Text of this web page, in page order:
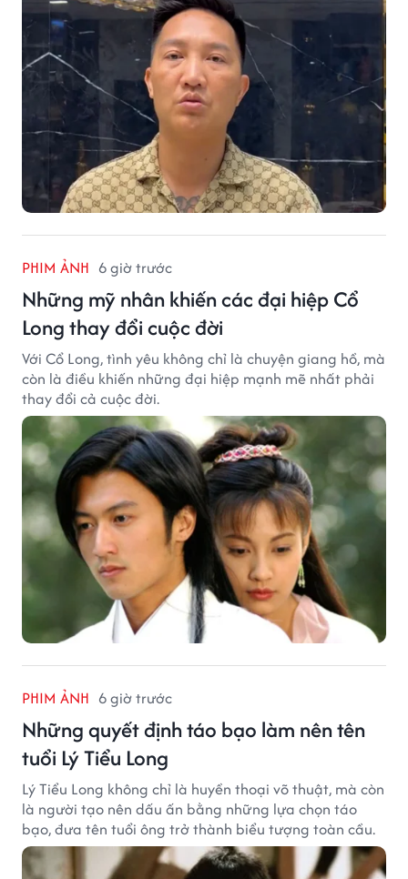
PHIM ẢNH 6 giờ trước
Những mỹ nhân khiến các đại hiệp Cổ
Long thay đổi cuộc đời
Với Cổ Long, tình yêu không chỉ là chuyện giang hồ, mà
còn là điều khiến những đại hiệp mạnh mẽ nhất phải
thay đổi cả cuộc đời.
PHIM ẢNH 6 giờ trước
Những quyết định táo bạo làm nên tên
tuổi Lý Tiểu Long
Lý Tiểu Long không chỉ là huyền thoại võ thuật, mà còn
là người tạo nên dấu ấn bằng những lựa chọn táo
bạo, đưa tên tuổi ông trở thành biểu tượng toàn cầu.